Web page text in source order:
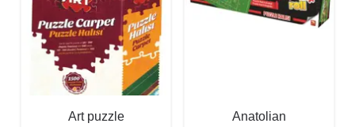
Art puzzle
Anatolian